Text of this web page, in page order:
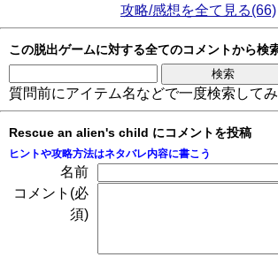
攻略/感想を全て見る(66)
この脱出ゲームに対する全てのコメントから検
質問前にアイテム名などで一度検索してみ
Rescue an alien's child にコメントを投稿
ヒントや攻略方法はネタバレ内容に書こう
名前
コメント(必
須)